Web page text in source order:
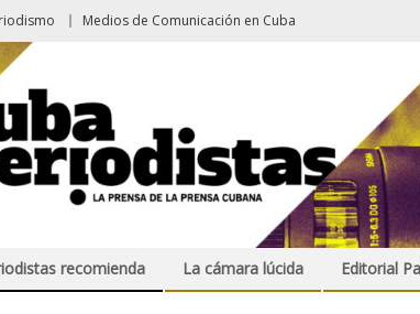
Medios de Comunicación en Cuba
recomienda La cámara lúcida Editorial